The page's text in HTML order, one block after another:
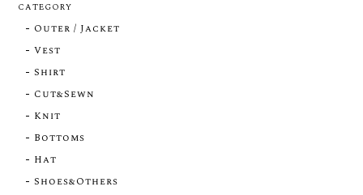
CATEGORY
Outer / Jacket
Vest
Shirt
Cut&Sewn
Knit
Bottoms
Hat
Shoes&Others